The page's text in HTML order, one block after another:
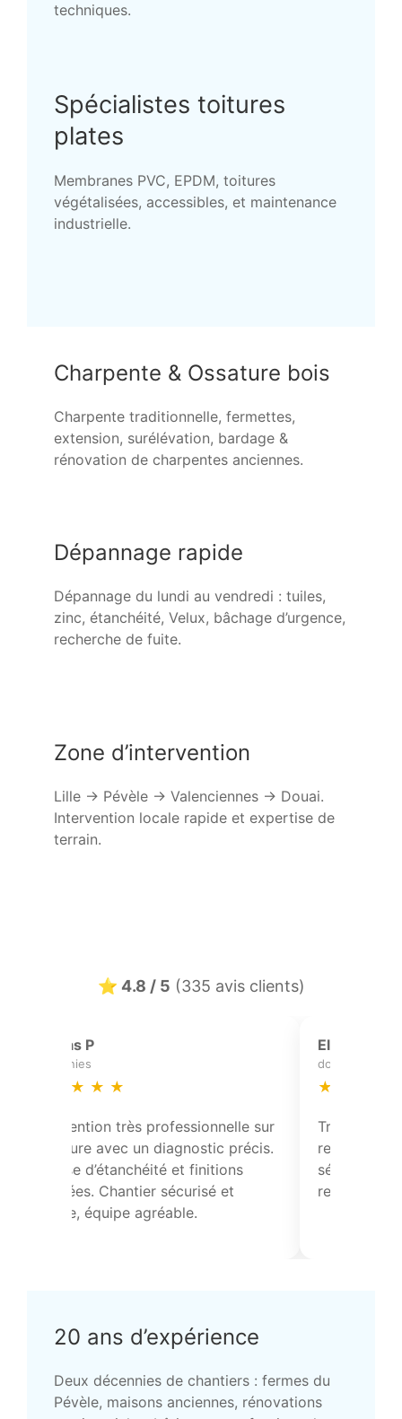
techniques.
Spécialistes toitures
plates
Membranes PVC, EPDM, toitures
végétalisées, accessibles, et maintenance
industrielle.
Charpente & Ossature bois
Charpente traditionnelle, fermettes,
extension, surélévation, bardage &
rénovation de charpentes anciennes.
Dépannage rapide
Dépannage du lundi au vendredi : tuiles,
zinc, étanchéité, Velux, bâchage d’urgence,
recherche de fuite.
Zone d’intervention
Lille → Pévèle → Valenciennes → Douai.
Intervention locale rapide et expertise de
terrain.
⭐ 4.8 / 5 (335 avis clients)
toiture avec
propre et
Réfection partielle de toiture avec
pose de solins et contrôle des
points singuliers. Travail propre et
conforme.
20 ans d’expérience
Deux décennies de chantiers : fermes du
Pévèle, maisons anciennes, rénovations